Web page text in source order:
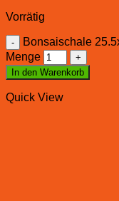
Vorrätig
Bonsaischale
Menge
In den Warenkorb
Quick View